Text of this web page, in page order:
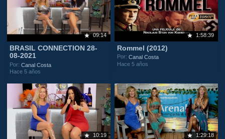
09:14
BRASIL CONNECTION 28-
08-2021
Por:Canal Costa
Hace 5 años
1:58:39
Rommel (2012)
Por:Canal Costa
Hace 5 años
10:19 1:29:18